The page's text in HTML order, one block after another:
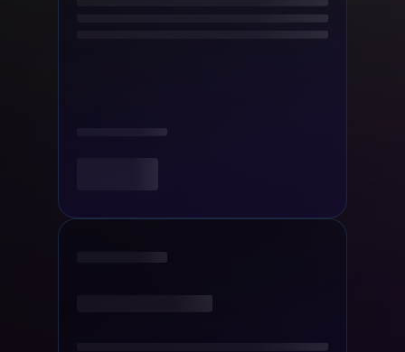
pomůže snadno vylepšit.